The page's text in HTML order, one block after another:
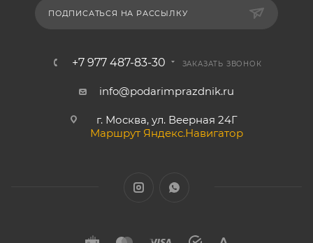
ПОДПИСАТЬСЯ НА РАССЫЛКУ
+7 977 487-83-30 ЗАКАЗАТЬ ЗВОНОК
info@podarimprazdnik.ru
г. Москва, ул. Веерная 24Г
Маршрут Яндекс.Навигатор